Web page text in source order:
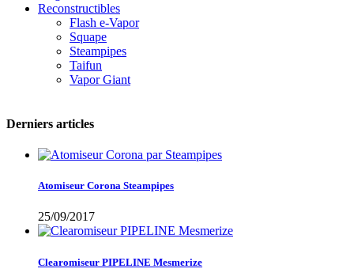
Reconstructibles
Flash e-Vapor
Squape
Steampipes
Taifun
Vapor Giant
Derniers articles
Atomiseur Corona Steampipes
25/09/2017
Clearomiseur PIPELINE Mesmerize